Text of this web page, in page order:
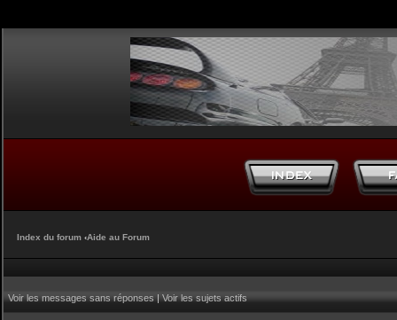
Index du forum ‹Aide au Forum
Voir les messages sans réponses|Voir les sujets actifs